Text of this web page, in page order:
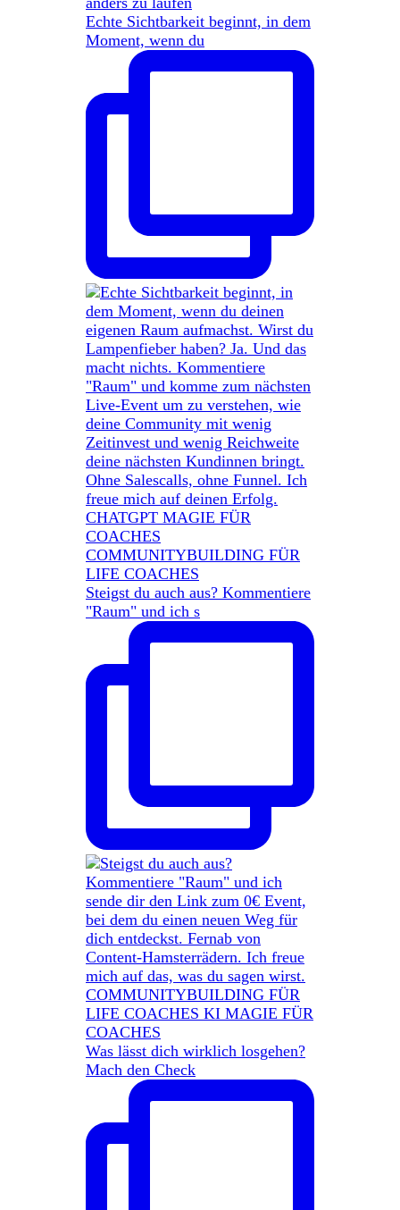
Echte Sichtbarkeit beginnt, in dem
Moment, wenn du
Steigst du auch aus? Kommentiere
"Raum" und ich s
Was lässt dich wirklich losgehen?
Mach den Check